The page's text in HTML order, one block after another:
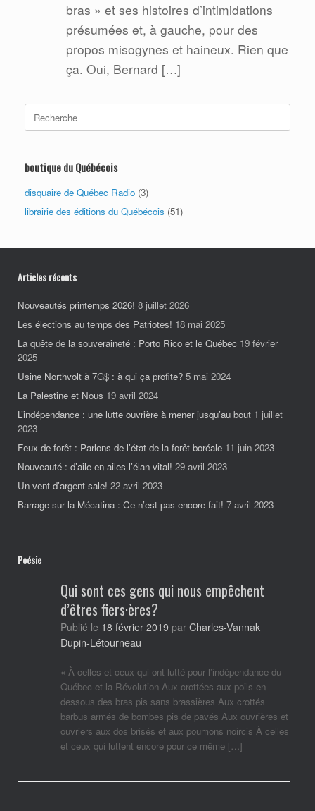
bras » et ses histoires d’intimidations
présumées et, à gauche, pour des
propos misogynes et haineux. Rien que
ça. Oui, Bernard […]
for:
boutique du Québécois
disquaire de Québec Radio (3)
librairie des éditions du Québécois (51)
Articles récents
Nouveautés printemps 2026! 8 juillet 2026
Les élections au temps des Patriotes! 18 mai 2025
La quête de la souveraineté : Porto Rico et le Québec 19 février
2025
Usine Northvolt à 7G$ : à qui ça profite? 5 mai 2024
La Palestine et Nous 19 avril 2024
L’indépendance : une lutte ouvrière à mener jusqu’au bout 1 juillet
2023
Feux de forêt : Parlons de l’état de la forêt boréale 11 juin 2023
Nouveauté : d’aile en ailes l’élan vital! 29 avril 2023
Un vent d’argent sale! 22 avril 2023
Barrage sur la Mécatina : Ce n’est pas encore fait! 7 avril 2023
Poésie
Qui sont ces gens qui nous empêchent
d’êtres fiers·ères?
Publié le 18 février 2019 par Charles-Vannak
Dupin-Létourneau
« À celles et ceux qui ont lutté pour l’indépendance du
Québec et la Révolution Aux crottées aux poils en-
dessous des bras pis sans brassières Aux crottés
barbus armés de bombes pis de pavés Aux ouvrières et
ouvriers aux dos brisés et aux poumons noircis À celles
et ceux qui luttent encore pour ce même […]